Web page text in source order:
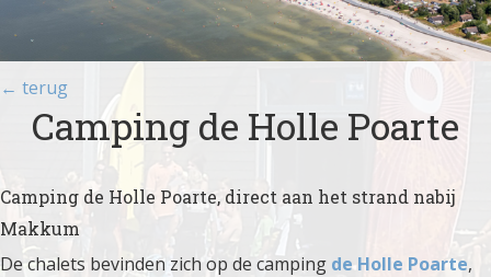
← terug
Camping de Holle Poarte
Camping de Holle Poarte, direct aan het strand nabij
Makkum
De chalets bevinden zich op de camping de Holle Poarte,